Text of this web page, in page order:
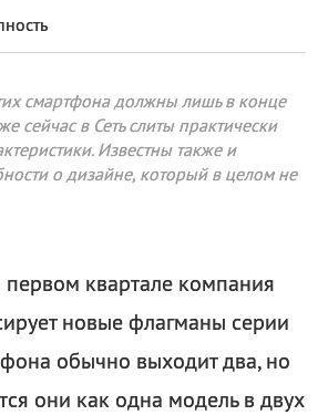
смартфона должны лишь в конце
сейчас в Сеть слиты практически
Известны также и
о дизайне, который в целом не
квартале компания
новые флагманы серии
обычно выходит два, но
они как одна модель в двух